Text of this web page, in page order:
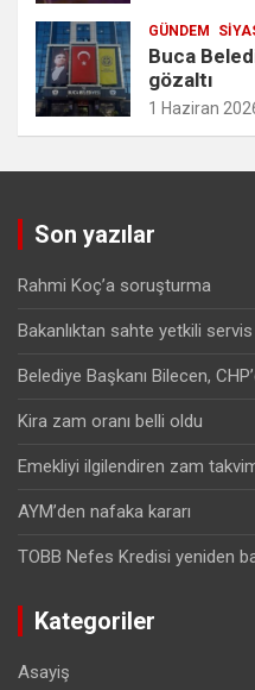
GÜNDEM
Buca
gözaltı
1 Haziran
Son yazılar
Rahmi Koç’a soruşturma
Bakanlıktan sahte yetkili servis
Belediye Başkanı Bilecen,
Kira zam oranı belli oldu
Emekliyi ilgilendiren zam
AYM’den nafaka kararı
TOBB Nefes Kredisi yeniden
Kategoriler
Asayiş